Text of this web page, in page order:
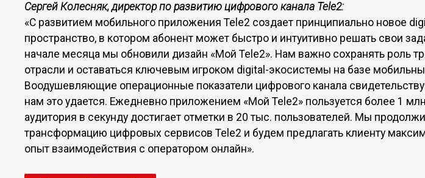
Сергей Колесняк, директор по развитию цифрового канала Tele2:
«С развитием мобильного приложения Tele2 создает принципиально новое
пространство, в котором абонент может быстро и интуитивно решать свои
начале месяца мы обновили дизайн «Мой Tele2». Нам важно сохранять роль
отрасли и оставаться ключевым игроком digital-экосистемы на базе
Воодушевляющие операционные показатели цифрового канала
нам это удается. Ежедневно приложением «Мой Tele2» пользуется более 1
аудитория в секунду достигает отметки в 20 тыс. пользователей. Мы
трансформацию цифровых сервисов Tele2 и будем предлагать клиенту
опыт взаимодействия с оператором онлайн».